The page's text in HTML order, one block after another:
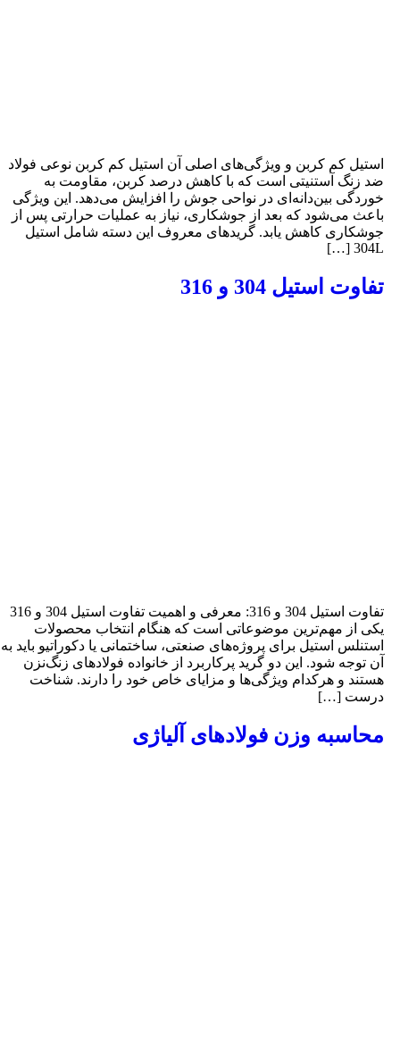
کم کربن و ویژگی‌های اصلی آن استیل کم کربن نوعی فولاد
زنگ آستنیتی است که با کاهش درصد کربن، مقاومت به
بین‌دانه‌ای در نواحی جوش را افزایش می‌دهد. این ویژگی
می‌شود که بعد از جوشکاری، نیاز به عملیات حرارتی پس از
کاهش یابد. گریدهای معروف این دسته شامل استیل
304L
استیل 304 و 316
تفاوت استیل 304 و 316: معرفی و اهمیت تفاوت استیل 304 و 316
از مهم‌ترین موضوعاتی است که هنگام انتخاب محصولات
استیل برای پروژه‌های صنعتی، ساختمانی یا دکوراتیو باید به
توجه شود. این دو گرید پرکاربرد از خانواده فولادهای زنگ‌نزن
و هرکدام ویژگی‌ها و مزایای خاص خود را دارند. شناخت
[…]
وزن فولادهای آلیاژی